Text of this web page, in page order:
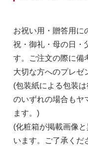
お祝い用・贈答用に
祝・御礼・母の日・
す。ご注文の際に備
大切な方へのプレゼ
(包装紙による包装
のいずれの場合もヤ
ます。)
(化粧箱が掲載画像
います。ご了承くだ